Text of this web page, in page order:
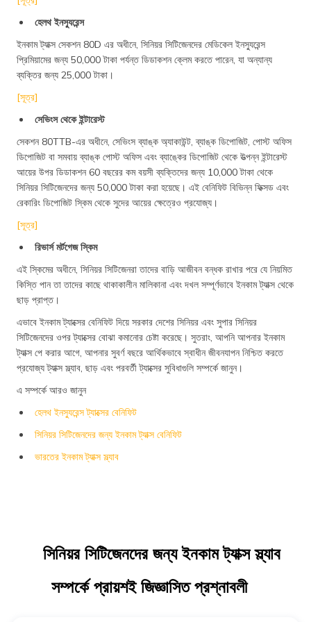
হেলথ ইনস্যুরেন্স
ইনকাম ট্যাক্স সেকশন 80D এর অধীনে, সিনিয়র সিটিজেনদের মেডিকেল ইনস্যুরেন্স
প্রিমিয়ামের জন্য 50,000 টাকা পর্যন্ত ডিডাকশন ক্লেম করতে পারেন, যা অন্যান্য
ব্যক্তির জন্য 25,000 টাকা।
[সূত্র]
সেভিংস থেকে ইন্টারেস্ট
সেকশন 80TTB-এর অধীনে, সেভিংস ব্যাঙ্ক অ্যাকাউন্ট, ব্যাঙ্ক ডিপোজিট, পোস্ট অফিস
ডিপোজিট বা সমবায় ব্যাঙ্ক পোস্ট অফিস এবং ব্যাঙ্কের ডিপোজিট থেকে উত্পন্ন ইন্টারেস্ট
আয়ের উপর ডিডাকশন 60 বছরের কম বয়সী ব্যক্তিদের জন্য 10,000 টাকা থেকে
সিনিয়র সিটিজেনদের জন্য 50,000 টাকা করা হয়েছে। এই বেনিফিট বিভিন্ন ফিক্সড এবং
রেকারিং ডিপোজিট স্কিম থেকে সুদের আয়ের ক্ষেত্রেও প্রযোজ্য।
[সূত্র]
রিভার্স মর্টগেজ স্কিম
এই স্কিমের অধীনে, সিনিয়র সিটিজেনরা তাদের বাড়ি আজীবন বন্ধক রাখার পরে যে নিয়মিত
কিস্তি পান তা তাদের কাছে থাকাকালীন মালিকানা এবং দখল সম্পূর্ণভাবে ইনকাম ট্যাক্স থেকে
ছাড় প্রাপ্ত।
এভাবে ইনকাম ট্যাক্সের বেনিফিট দিয়ে সরকার দেশের সিনিয়র এবং সুপার সিনিয়র
সিটিজেনদের ওপর ট্যাক্সের বোঝা কমানোর চেষ্টা করেছে। সুতরাং, আপনি আপনার ইনকাম
ট্যাক্স পে করার আগে, আপনার সুবর্ণ বছরে আর্থিকভাবে স্বাধীন জীবনযাপন নিশ্চিত করতে
প্রযোজ্য ট্যাক্স স্ল্যাব, ছাড় এবং পরবর্তী ট্যাক্সের সুবিধাগুলি সম্পর্কে জানুন।
এ সম্পর্কে আরও জানুন
হেলথ ইনস্যুরেন্স ট্যাক্সের বেনিফিট
সিনিয়র সিটিজেনদের জন্য ইনকাম ট্যাক্স বেনিফিট
ভারতের ইনকাম ট্যাক্স স্ল্যাব
সিনিয়র সিটিজেনদের জন্য ইনকাম ট্যাক্স স্ল্যাব
সম্পর্কে প্রায়শই জিজ্ঞাসিত প্রশ্নাবলী